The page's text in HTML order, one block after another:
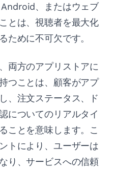
、またはウェブ
とは、視聴者を最大化
ために不可欠です。
両方のアプリストアに
つことは、顧客がアプ
、注文ステータス、ド
についてのリアルタイ
ことを意味します。こ
トにより、ユーザーは
り、サービスへの信頼